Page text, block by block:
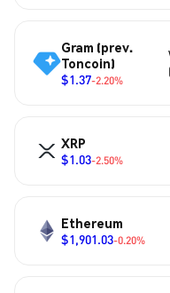
Gram (prev.
Toncoin)
$1.37-2.20%
XRP
$1.03-2.50%
Ethereum
$1,901.03-0.20%